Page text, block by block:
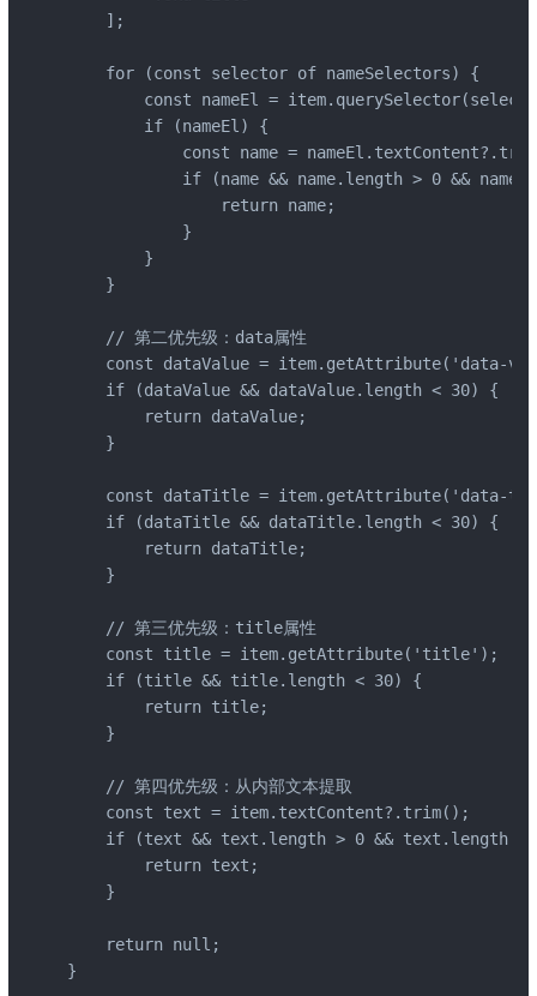
    ];
    for (const selector of nameSelectors) {
const nameEl =
        if (nameEl) {
const name =
if (name && name.length > 0 &&
                return name;
            }
        }
    }
    // 第二优先级：data属性
const dataValue = item.getAttribute('data-
    if (dataValue && dataValue.length < 30) {
        return dataValue;
    }
const dataTitle = item.getAttribute('data-
    if (dataTitle && dataTitle.length < 30) {
        return dataTitle;
    }
    // 第三优先级：title属性
    const title = item.getAttribute('title');
    if (title && title.length < 30) {
        return title;
    }
    // 第四优先级：从内部文本提取
    const text = item.textContent?.trim();
if (text && text.length > 0 && text.length <
        return text;
    }
    return null;
}